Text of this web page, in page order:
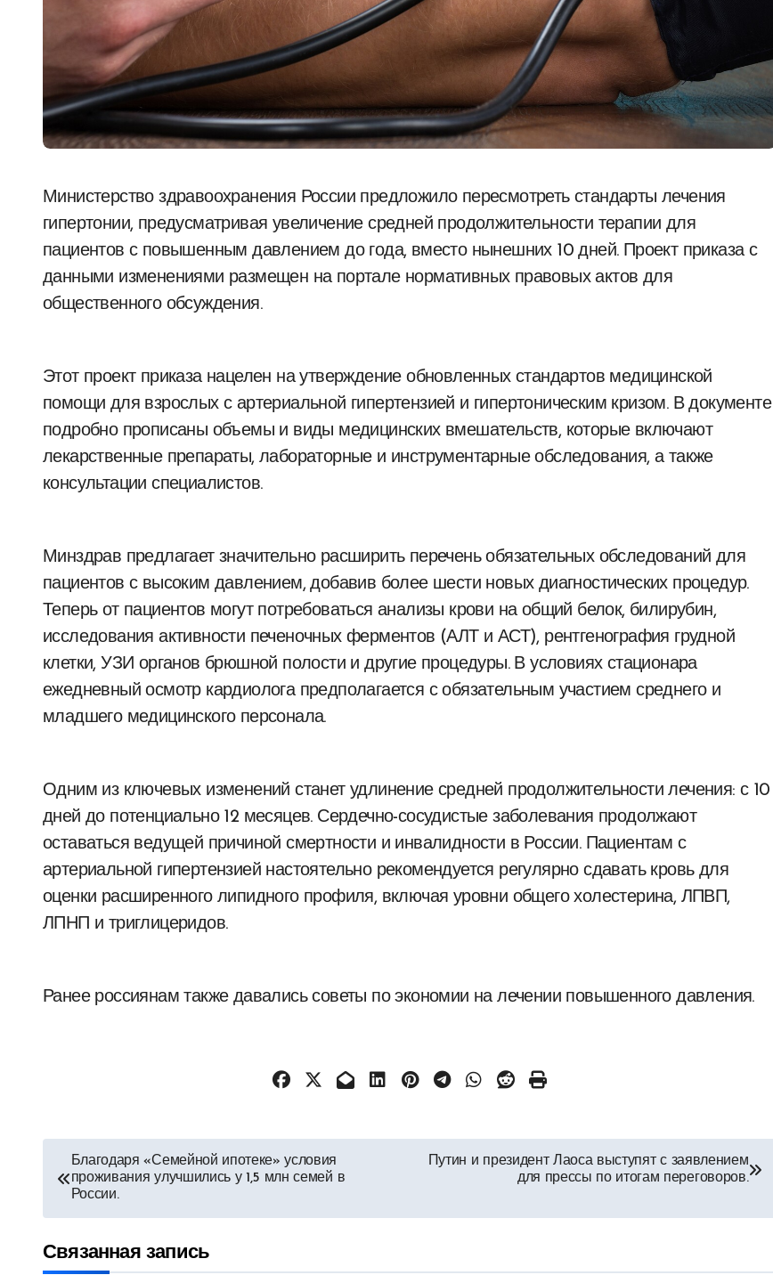
Министерство здравоохранения России предложило пересмотреть стандарты лечения
гипертонии, предусматривая увеличение средней продолжительности терапии для
пациентов с повышенным давлением до года, вместо нынешних 10 дней. Проект приказа с
данными изменениями размещен на портале нормативных правовых актов для
общественного обсуждения.
Этот проект приказа нацелен на утверждение обновленных стандартов медицинской
помощи для взрослых с артериальной гипертензией и гипертоническим кризом. В документе
подробно прописаны объемы и виды медицинских вмешательств, которые включают
лекарственные препараты, лабораторные и инструментарные обследования, а также
консультации специалистов.
Минздрав предлагает значительно расширить перечень обязательных обследований для
пациентов с высоким давлением, добавив более шести новых диагностических процедур.
Теперь от пациентов могут потребоваться анализы крови на общий белок, билирубин,
исследования активности печеночных ферментов (АЛТ и АСТ), рентгенография грудной
клетки, УЗИ органов брюшной полости и другие процедуры. В условиях стационара
ежедневный осмотр кардиолога предполагается с обязательным участием среднего и
младшего медицинского персонала.
Одним из ключевых изменений станет удлинение средней продолжительности лечения: с 10
дней до потенциально 12 месяцев. Сердечно-сосудистые заболевания продолжают
оставаться ведущей причиной смертности и инвалидности в России. Пациентам с
артериальной гипертензией настоятельно рекомендуется регулярно сдавать кровь для
оценки расширенного липидного профиля, включая уровни общего холестерина, ЛПВП,
ЛПНП и триглицеридов.
Ранее россиянам также давались советы по экономии на лечении повышенного давления.
Навигация
по
Благодаря «Семейной ипотеке» условия
проживания улучшились у 1,5 млн семей в
России.
Путин и президент Лаоса выступят с заявлением
для прессы по итогам переговоров.
Связанная запись